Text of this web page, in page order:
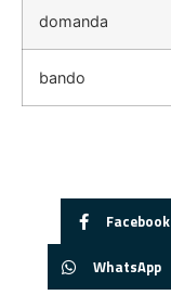
domanda
bando
Facebook
WhatsApp